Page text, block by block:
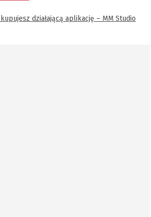
działającą aplikację – MM Studio